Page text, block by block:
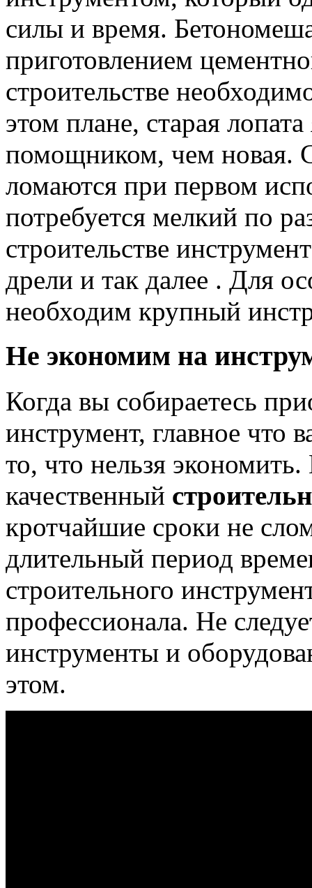
силы и время.
приготовлением
строительстве
этом плане, старая
помощником, чем новая.
ломаются при первом
потребуется мелкий по
строительстве
дрели и так далее . Для
необходим крупный
Не экономим на
Когда вы собираетесь
инструмент, главное что
то, что нельзя
качественный
кротчайшие сроки не
длительный период
строительного
профессионала. Не
инструменты и
этом.